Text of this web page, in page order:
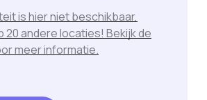
is hier niet beschikbaar,
20andere locaties! Bekijk de
meer informatie.